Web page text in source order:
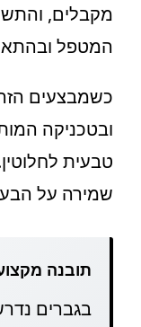
מקבלים,
המטפל
כשמבצעים
ובטכניקה
טבעית
שמירה על
תובנה
בגברים